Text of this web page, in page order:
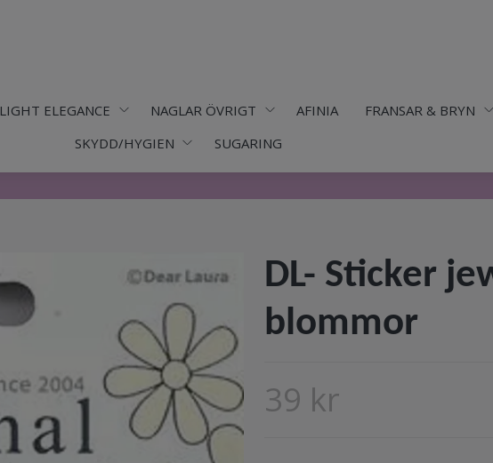
LIGHT ELEGANCE NAGLAR ÖVRIGT AFINIA FRANSAR & BRYN
SKYDD/HYGIEN
SUGARING
DL- Sticker
blommor
39 kr